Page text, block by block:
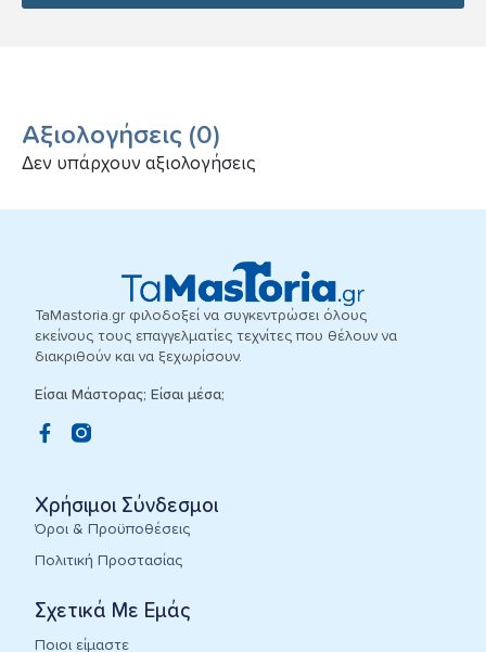
Αξιολογήσεις (0)
Δεν υπάρχουν αξιολογήσεις
TaMastoria.gr φιλοδοξεί να συγκεντρώσει όλους
εκείνους τους επαγγελματίες τεχνίτες που θέλουν να
διακριθούν και να ξεχωρίσουν.
Είσαι Μάστορας; Είσαι μέσα;
Σχετικά Με Εμάς
Ποιοι είμαστε
Χρήσιμοι Σύνδεσμοι
Όροι & Προϋποθέσεις
Πολιτική Προστασίας